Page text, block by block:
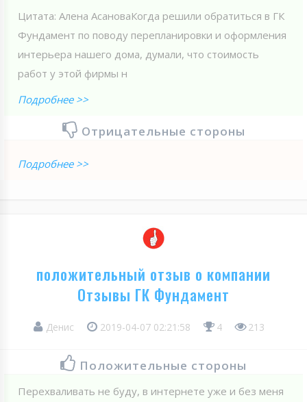
Цитата: Алена АсановаКогда решили обратиться в ГК
Фундамент по поводу перепланировки и оформления
интерьера нашего дома, думали, что стоимость
работ у этой фирмы н
Подробнее >>
Отрицательные стороны
Подробнее >>
положительный отзыв о компании
Отзывы ГК Фундамент
Денис 2019-04-07 02:21:58 4 213
Положительные стороны
Перехваливать не буду, в интернете уже и без меня